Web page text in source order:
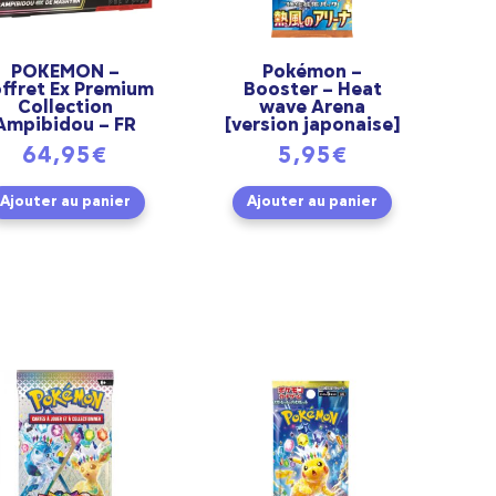
POKEMON –
Ex Premium
Collection
– FR
64,95€
Ajouter au panier
Pokémon –
Booster – Heat
wave Arena
[version japonaise]
5,95€
Ajouter au panier